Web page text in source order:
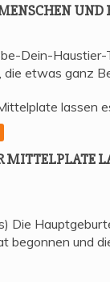
UND
Dein-Haustier-
etwas ganz
MIT­TEL­P­LA­TE
Die
begonnen und